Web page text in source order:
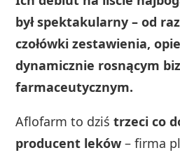
był spektakularny – od
czołówki zestawienia,
dynamicznie rosnącym
farmaceutycznym.
Aflofarm to dziśtrzeci co
producent leków – firma